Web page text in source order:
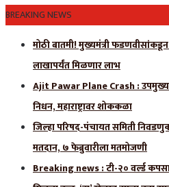
BREAKING NEWS
मोठी बातमी! मुख्यमंत्री
लाखापर्यंत मिळणार लाभ
Ajit Pawar Plane Crash :
निधन, महाराष्ट्रावर शोककळा
जिल्हा परिषद-पंचायत समिती
मतदान, ७ फेब्रुवारीला मतमोजणी
Breaking news : टी-२० वर्ल्ड